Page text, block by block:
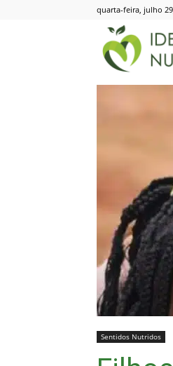
quarta-feira, julho
Sentidos Nutridos